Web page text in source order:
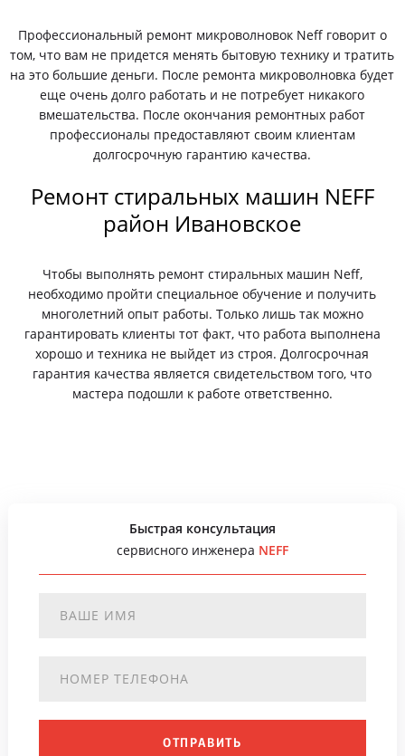
Профессиональный ремонт микроволновок Neff говорит о
том, что вам не придется менять бытовую технику и тратить
на это большие деньги. После ремонта микроволновка будет
еще очень долго работать и не потребует никакого
вмешательства. После окончания ремонтных работ
профессионалы предоставляют своим клиентам
долгосрочную гарантию качества.
Ремонт стиральных машин NEFF
район Ивановское
Чтобы выполнять ремонт стиральных машин Neff,
необходимо пройти специальное обучение и получить
многолетний опыт работы. Только лишь так можно
гарантировать клиенты тот факт, что работа выполнена
хорошо и техника не выйдет из строя. Долгосрочная
гарантия качества является свидетельством того, что
мастера подошли к работе ответственно.
Быстрая консультация
сервисного инженера NEFF
ОТПРАВИТЬ